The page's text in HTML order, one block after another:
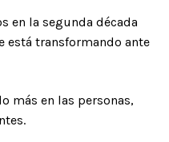
en la segunda década
está transformando ante
más en las personas,